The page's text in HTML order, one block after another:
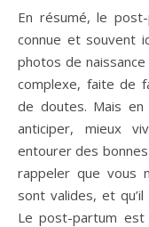
En résumé, le
connue et souvent
photos de
complexe, faite de
de doutes. Mais
anticiper, mieux
entourer des
rappeler que vous
sont valides, et
Le post-partum est